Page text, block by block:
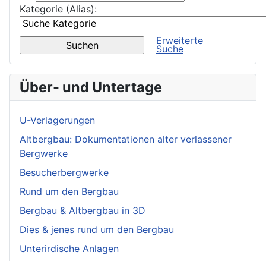
Kategorie (Alias):
Erweiterte
Suche
Über- und Untertage
U-Verlagerungen
Altbergbau: Dokumentationen alter verlassener
Bergwerke
Besucherbergwerke
Rund um den Bergbau
Bergbau & Altbergbau in 3D
Dies & jenes rund um den Bergbau
Unterirdische Anlagen